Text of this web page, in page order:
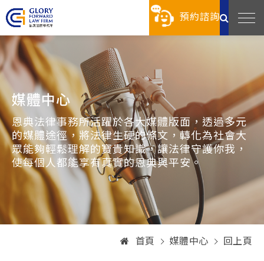
預約諮詢
媒體中心
恩典法律事務所活躍於各大媒體版面，透過多元
的媒體途徑，將法律生硬的條文，轉化為社會大
眾能夠輕鬆理解的寶貴知識，讓法律守護你我，
使每個人都能享有真實的恩典與平安。
首頁 媒體中心 回上頁